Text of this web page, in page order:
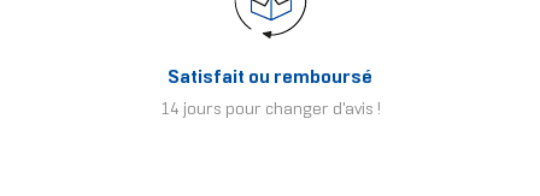
Satisfait ou remboursé
14 jours pour changer d'avis !